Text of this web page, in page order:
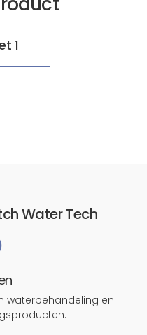
1
Water Tech
waterbehandeling en